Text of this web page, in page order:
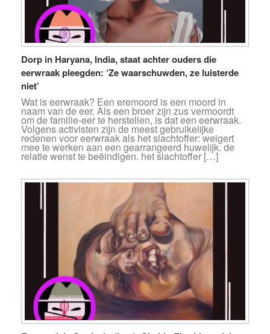
Dorp in Haryana, India, staat achter ouders die
eerwraak pleegden: ‘Ze waarschuwden, ze luisterde
niet’
Wat is eerwraak? Een eremoord is een moord in
naam van de eer. Als een broer zijn zus vermoordt
om de familie-eer te herstellen, is dat een eerwraak.
Volgens activisten zijn de meest gebruikelijke
redenen voor eerwraak als het slachtoffer: weigert
mee te werken aan een gearrangeerd huwelijk. de
relatie wenst te beëindigen. het slachtoffer […]